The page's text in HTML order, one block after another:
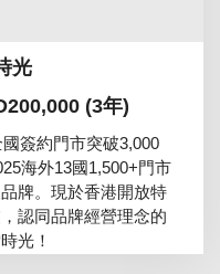
光
(3年)
簽約門市突破3,000
海外13國1,500+門市
牌。現於香港開放特
認同品牌經營理念的
光！